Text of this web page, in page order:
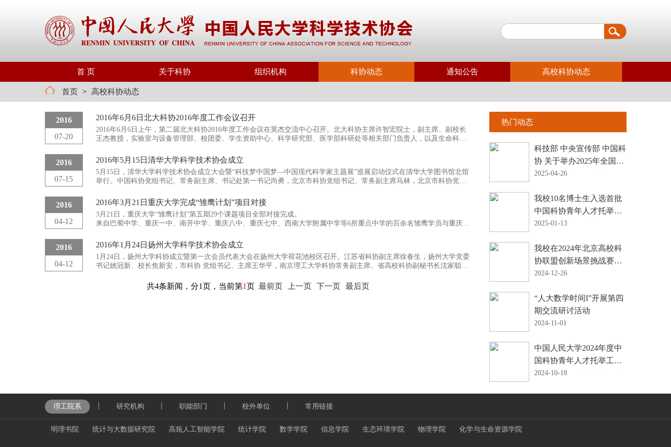
首 页 关于科协 组织机构 科协动态 通知公告 高校科协动态
首页 > 高校科协动态
2016
07-20
2016年6月6日北大科协2016年度工作会议召开
2016年6月6日上午，第二届北大科协2016年度工作会议在英杰交流中心召开。北大科协主席许智宏院士，副主席、副校长
王杰教授，实验室与设备管理部、校团委、学生资助中心、科学研究部、医学部科研处等相关部门负责人，以及生命科学
规司人才与科普处处长邱成利受邀出席。
2016
07-15
2016年5月15日清华大学科学技术协会成立
5月15日，清华大学科学技术协会成立大会暨“科技梦中国梦—中国现代科学家主题展”巡展启动仪式在清华大学图书馆北馆
举行。中国科协党组书记、常务副主席、书记处第一书记尚勇，北京市科协党组书记、常务副主席马林，北京市科协党组
清华大学科学技术协会会员代表参加成立大会。
2016
04-12
2016年3月21日重庆大学完成“雏鹰计划”项目对接
3月21日，重庆大学“雏鹰计划”第五期29个课题项目全部对接完成。
来自巴蜀中学、重庆一中、南开中学、重庆八中、重庆七中、西南大学附属中学等6所重点中学的百余名雏鹰学员与重庆大
划，为学员量身打造最优培养方案。
参与此次对接的29名指导教师来自重庆大学多个学院及重点实验室，是各个学科领域的科研骨干。课题内容涉及理、工、
文等相关学科，课题设计难易结合、理论与实践结合，有助于充分调动学员科学研究的积极性、启迪学员创新思维。
2016
04-12
2016年1月24日扬州大学科学技术协会成立
1月24日，扬州大学科协成立暨第一次会员代表大会在扬州大学荷花池校区召开。江苏省科协副主席徐春生，扬州大学党委
书记姚冠新、校长焦新安，市科协 党组书记、主席王华平，南京理工大学科协常务副主席、省高校科协副秘书长沈家聪等
共4条新闻，分1页，当前第1页 最前页 上一页 下一页 最后页
热门动态
科技部 中央宣传部 中国科
协 关于举办2025年全国科
技活动周和全国科技工作
2025-04-26
我校10名博士生入选首批
中国科协青年人才托举工
程博士生专项计划
2025-01-13
我校在2024年北京高校科
协联盟创新场景挑战赛中
获佳绩
2024-12-26
“人大数学时间I”开展第四
期交流研讨活动
2024-11-01
中国人民大学2024年度中
国科协青年人才托举工程
博士生专项计划答辩评审
2024-10-18
理工院系 研究机构 职能部门 校外单位 常用链接
明理书院 统计与大数据研究院 高瓴人工智能学院 统计学院 数学学院 信息学院 生态环境学院 物理学院 化学与生命资源学院